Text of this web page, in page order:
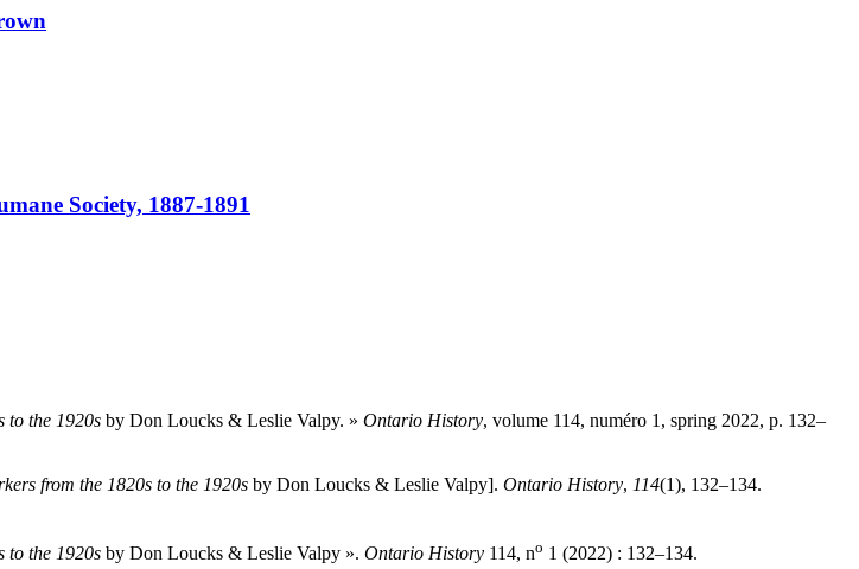
Society, 1887-1891
to the 1920s by Don Loucks & Leslie Valpy. » Ontario History, volume 114, numéro 1, spring 2022, p. 132–
from the 1820s to the 1920s by Don Loucks & Leslie Valpy]. Ontario History, 114(1), 132–134.
to the 1920s by Don Loucks & Leslie Valpy ». Ontario History 114, no 1 (2022) : 132–134.